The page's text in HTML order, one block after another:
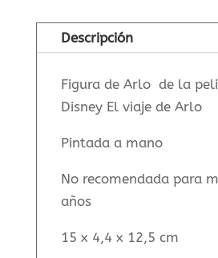
Descripción
Figura de Arlo de la
Disney El viaje de Arlo
Pintada a mano
No recomendada para
años
15 x 4,4 x 12,5 cm